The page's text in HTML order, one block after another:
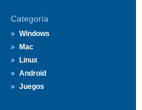
Categoría
Windows
Mac
Linux
Android
Juegos